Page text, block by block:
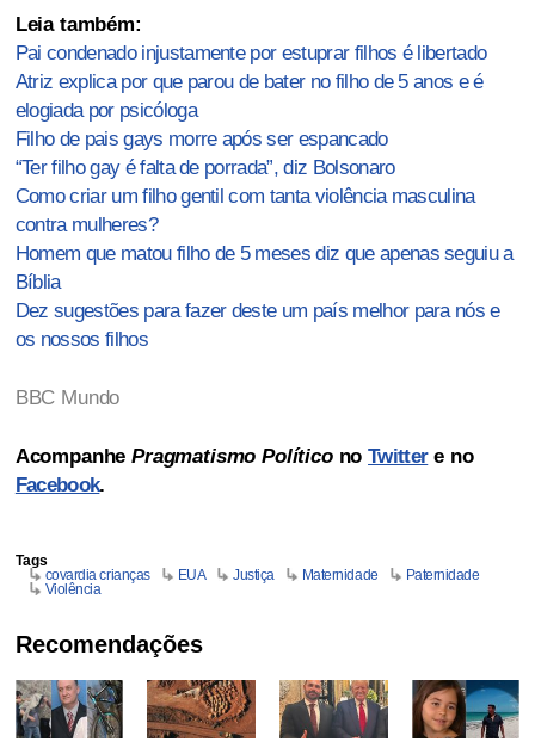
Leia também:
Pai condenado injustamente por estuprar filhos é libertado
Atriz explica por que parou de bater no filho de 5 anos e é
elogiada por psicóloga
Filho de pais gays morre após ser espancado
“Ter filho gay é falta de porrada”, diz Bolsonaro
Como criar um filho gentil com tanta violência masculina
contra mulheres?
Homem que matou filho de 5 meses diz que apenas seguiu a
Bíblia
Dez sugestões para fazer deste um país melhor para nós e
os nossos filhos
BBC Mundo
AcompanhePragmatismo PolíticonoTwittere no
Facebook.
Tags
covardia crianças
EUA Justiça Maternidade
Paternidade
Violência
Recomendações